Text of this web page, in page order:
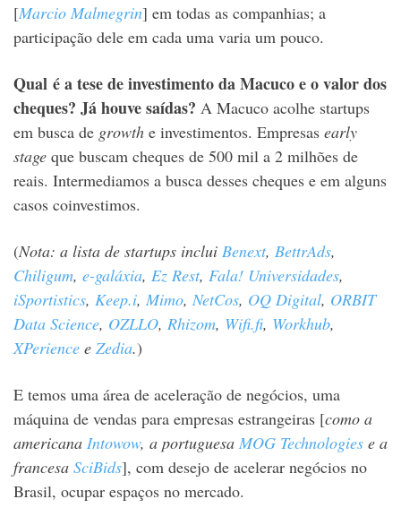
[Marcio Malmegrin] em todas as companhias; a
participação dele em cada uma varia um pouco.
Qual é a tese de investimento da Macuco e o valor dos
cheques? Já houve saídas? A Macuco acolhe startups
em busca de growth e investimentos. Empresas early
stage que buscam cheques de 500 mil a 2 milhões de
reais. Intermediamos a busca desses cheques e em alguns
casos coinvestimos.
(Nota: a lista de startups inclui Benext, BettrAds,
Chiligum, e-galáxia, Ez Rest, Fala! Universidades,
iSportistics, Keep.i, Mimo, NetCos, OQ Digital, ORBIT
Data Science, OZLLO, Rhizom, Wifi.fi, Workhub,
XPerience e Zedia.)
E temos uma área de aceleração de negócios, uma
máquina de vendas para empresas estrangeiras [como a
americana Intowow, a portuguesa MOG Technologies e a
francesa SciBids], com desejo de acelerar negócios no
Brasil, ocupar espaços no mercado.